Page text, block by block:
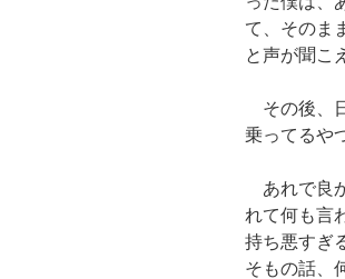
て、そのま
と声が聞こ
その後、
乗ってるや
あれで良
れて何も言
持ち悪すぎ
そもの話、